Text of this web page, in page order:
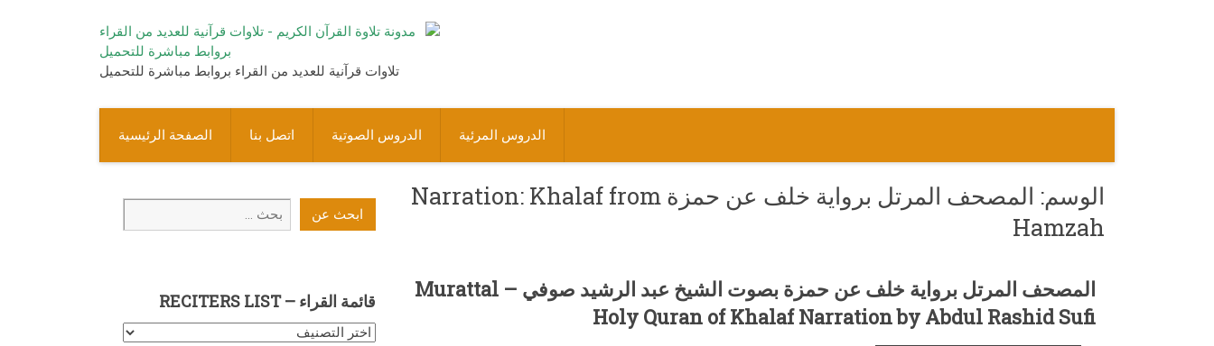
تلاوات قرآنية للعديد من القراء بروابط مباشرة للتحميل
الصفحة الرئيسية اتصل بنا الدروس الصوتية الدروس المرئية
الوسم:
المصحف المرتل برواية خلف عن حمزة Narration: Khalaf from
Hamzah
المصحف المرتل برواية خلف عن حمزة بصوت الشيخ عبد الرشيد صوفي – Murattal
Holy Quran of Khalaf Narration by Abdul Rashid Sufi
ابحث
عن
ابحث عن
قائمة القراء – RECITERS LIST
قائمة